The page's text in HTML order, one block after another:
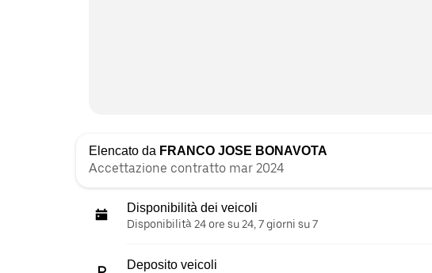
Elencato da FRANCO JOSE BONAVOTA
Accettazione contratto mar 2024
Disponibilità dei veicoli
Disponibilità 24 ore su 24, 7 giorni su 7
Deposito veicoli